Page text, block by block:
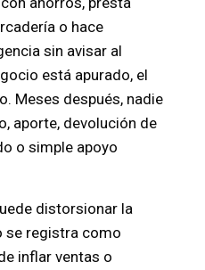
o hace
sin avisar al
está apurado, el
Meses después, nadie
aporte, devolución de
o simple apoyo
distorsionar la
se registra como
inflar ventas o